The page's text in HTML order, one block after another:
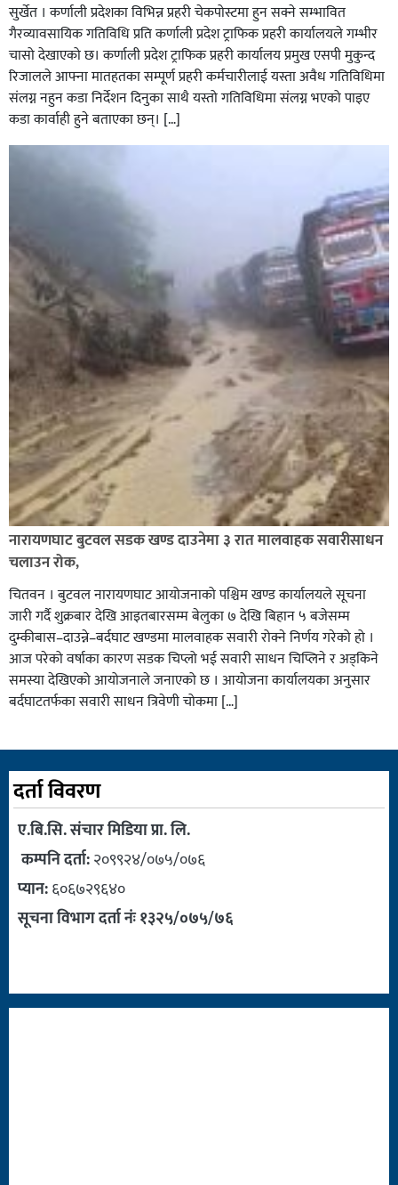
सुर्खेत । कर्णाली प्रदेशका विभिन्न प्रहरी चेकपोस्टमा हुन सक्ने सम्भावित
गैरव्यावसायिक गतिविधि प्रति कर्णाली प्रदेश ट्राफिक प्रहरी कार्यालयले गम्भीर
चासो देखाएको छ। कर्णाली प्रदेश ट्राफिक प्रहरी कार्यालय प्रमुख एसपी मुकुन्द
रिजालले आफ्ना मातहतका सम्पूर्ण प्रहरी कर्मचारीलाई यस्ता अवैध गतिविधिमा
संलग्न नहुन कडा निर्देशन दिनुका साथै यस्तो गतिविधिमा संलग्न भएको पाइए
कडा कार्वाही हुने बताएका छन्। […]
नारायणघाट बुटवल सडक खण्ड दाउनेमा ३ रात मालवाहक सवारीसाधन
चलाउन रोक,
चितवन । बुटवल नारायणघाट आयोजनाको पश्चिम खण्ड कार्यालयले सूचना
जारी गर्दै शुक्रबार देखि आइतबारसम्म बेलुका ७ देखि बिहान ५ बजेसम्म
दुम्कीबास–दाउन्ने–बर्दघाट खण्डमा मालवाहक सवारी रोक्ने निर्णय गरेको हो ।
आज परेको वर्षाका कारण सडक चिप्लो भई सवारी साधन चिप्लिने र अड्किने
समस्या देखिएको आयोजनाले जनाएको छ । आयोजना कार्यालयका अनुसार
बर्दघाटतर्फका सवारी साधन त्रिवेणी चोकमा […]
दर्ता विवरण
ए.बि.सि. संचार मिडिया प्रा. लि.
कम्पनि दर्ता:२०९९२४/०७५/०७६
प्यान:६०६७२९६४०
सूचना विभाग दर्ता नंः १३२५/०७५/७६